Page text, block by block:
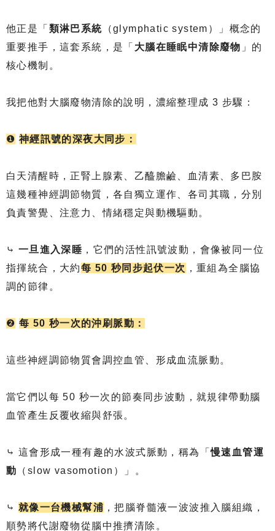
他正是「 類淋巴系統 （glymphatic system）」概念的
重要推手，這套系統，是「 大腦在睡眠中清除廢物 」的
核心機制。
我把他對大腦廢物清除的說明，濃縮整理成 3 步驟：
❶ 神經訊號的深夜大同步：
白天清醒時，正腎上腺素、乙醯膽鹼、血清素、多巴胺
這幾種神經調節物質，各自獨立運作、各司其職，分別
負責警覺、注意力、情緒穩定與動機驅動。
⤷ 一旦進入深睡 ，它們的活性訊號波動，會像被同一位
指揮統合，大約每 50 秒同步起伏一次 ，重組為全腦協
調的節律。
❷ 每 50 秒一次的沖刷脈動：
這些神經調節物質會調控血管、形成血流脈動。
當它們以每 50 秒一次的節奏同步波動，就規律帶動腦
血管產生反覆收縮與舒張。
⤷ 這會形成一種有趣的水波式脈動，稱為「慢速血管運
動 （slow vasomotion）」。
⤷ 就像一台機械幫浦 ，把腦脊髓液一波波推入腦組織，
順勢將代謝廢物從腦中推擠清除。